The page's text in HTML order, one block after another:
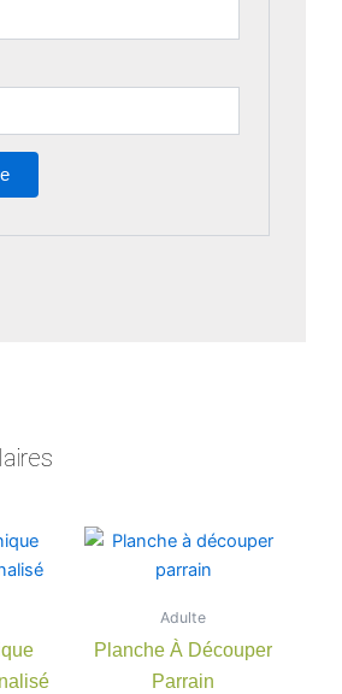
Adulte
Planche À Découper
Parrain